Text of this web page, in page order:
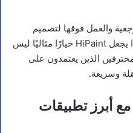
والعمل فوقها لتصميم
أشكال واقعية أو خيالية بسهولة. هذا يجعل HiPaint خيارًا مثاليًا ليس
الذين يعتمدون على
وسريعة.
مقارنة تطبيق HiPaint مع أبرز تطبيقات